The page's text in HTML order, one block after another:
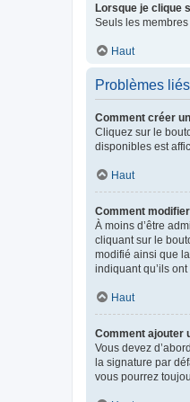
Lorsque je clique
Seuls les
Haut
Problèmes
Comment créer
Cliquez sur le
disponibles est
Haut
Comment
À moins d’être
cliquant sur le
modifié ainsi que
indiquant qu’ils
Haut
Comment ajouter
Vous devez
la signature par
vous pourrez